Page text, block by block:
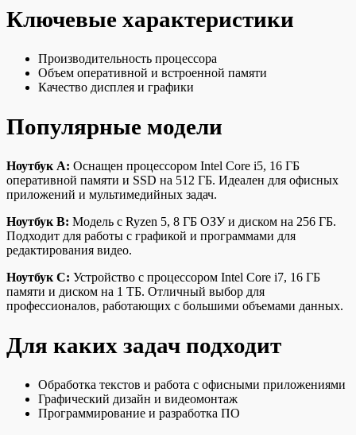
Ключевые характеристики
Производительность процессора
Объем оперативной и встроенной памяти
Качество дисплея и графики
Популярные модели
Ноутбук A: Оснащен процессором Intel Core i5, 16 ГБ
оперативной памяти и SSD на 512 ГБ. Идеален для офисных
приложений и мультимедийных задач.
Ноутбук B: Модель с Ryzen 5, 8 ГБ ОЗУ и диском на 256 ГБ.
Подходит для работы с графикой и программами для
редактирования видео.
Ноутбук C: Устройство с процессором Intel Core i7, 16 ГБ
памяти и диском на 1 ТБ. Отличный выбор для
профессионалов, работающих с большими объемами данных.
Для каких задач подходит
Обработка текстов и работа с офисными приложениями
Графический дизайн и видеомонтаж
Программирование и разработка ПО